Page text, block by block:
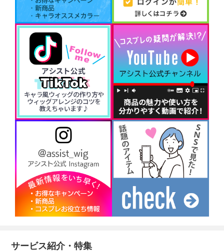
サービス紹介・特集